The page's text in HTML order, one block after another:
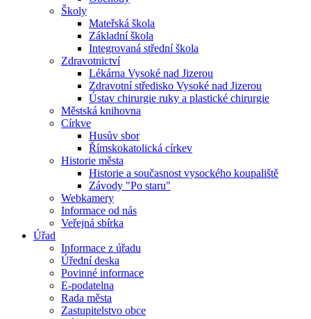
Školy
Mateřská škola
Základní škola
Integrovaná střední škola
Zdravotnictví
Lékárna Vysoké nad Jizerou
Zdravotní středisko Vysoké nad Jizerou
Ústav chirurgie ruky a plastické chirurgie
Městská knihovna
Církve
Husův sbor
Římskokatolická církev
Historie města
Historie a současnost vysockého koupaliště
Závody "Po staru"
Webkamery
Informace od nás
Veřejná sbírka
Úřad
Informace z úřadu
Úřední deska
Povinné informace
E-podatelna
Rada města
Zastupitelstvo obce